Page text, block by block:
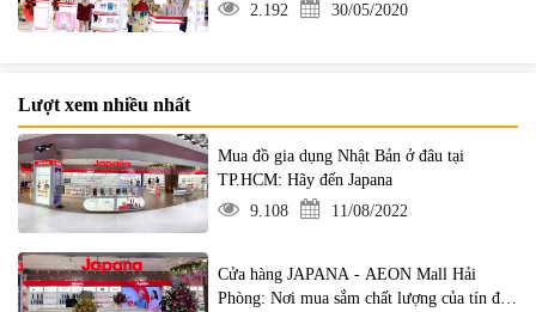
2.192
30/05/2020
Lượt xem nhiều nhất
Mua đồ gia dụng Nhật Bản ở đâu tại
TP.HCM: Hãy đến Japana
9.108
11/08/2022
Cửa hàng JAPANA - AEON Mall Hải
Phòng: Nơi mua sắm chất lượng của tín đồ